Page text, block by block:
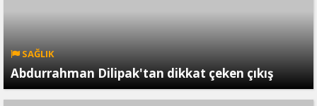
SAĞLIK
Abdurrahman Dilipak'tan dikkat çeken çıkış